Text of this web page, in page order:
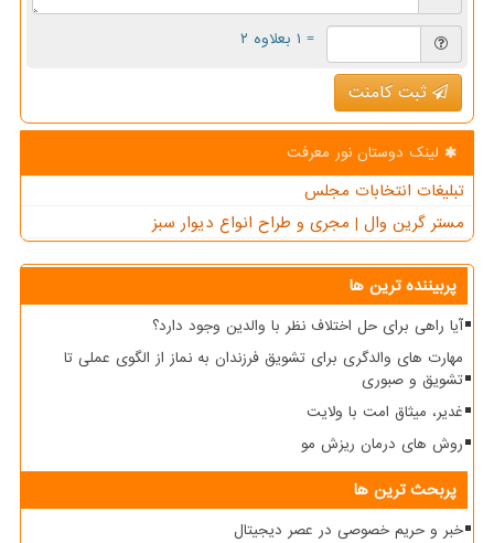
= ۱ بعلاوه ۲
ثبت کامنت
لینک دوستان نور معرفت
تبلیغات انتخابات مجلس
مستر گرین وال | مجری و طراح انواع دیوار سبز
پربیننده ترین ها
آیا راهی برای حل اختلاف نظر با والدین وجود دارد؟
مهارت های والدگری برای تشویق فرزندان به نماز از الگوی عملی تا
تشویق و صبوری
غدیر، میثاق امت با ولایت
روش های درمان ریزش مو
پربحث ترین ها
خبر و حریم خصوصی در عصر دیجیتال